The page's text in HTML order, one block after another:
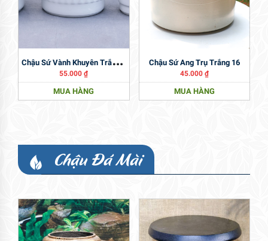
C
Hậu Sứ Vành Khuyên Trắng 16
55.000₫
MUA HÀNG
Chậu Sứ Ang Trụ Trắng 16
45.000 ₫
MUA HÀNG
Chậu Đá Mài